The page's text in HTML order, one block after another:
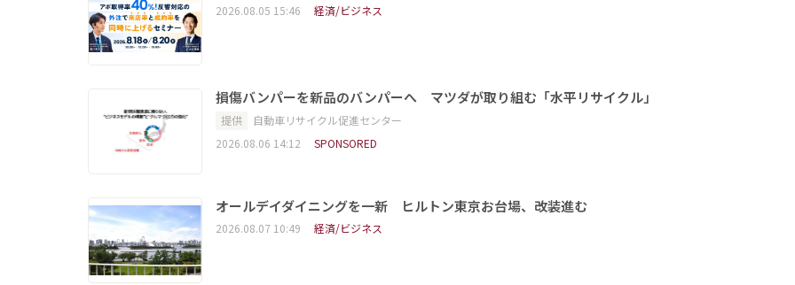
2026.08.05 15:46 経済/ビジネス
損傷バンパーを新品のバンパーへ マツダが取り組む「水平リサイクル」
提供
自動車リサイクル促進センター
2026.08.06 14:12
SPONSORED
オールデイダイニングを一新 ヒルトン東京お台場、改装進む
2026.08.07 10:49 経済/ビジネス